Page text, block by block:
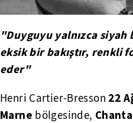
"Duyguyu yalnızca siyah
eksik bir bakıştır, renkli
eder"
Henri Cartier-Bresson 22
Marne bölgesinde,